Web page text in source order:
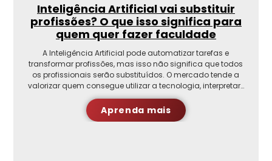
Inteligência Artificial vai substituir
profissões? O que isso significa para
quem quer fazer faculdade
A Inteligência Artificial pode automatizar tarefas e
transformar profissões, mas isso não significa que todos
os profissionais serão substituídos. O mercado tende a
valorizar quem consegue utilizar a tecnologia, interpretar…
Aprenda mais